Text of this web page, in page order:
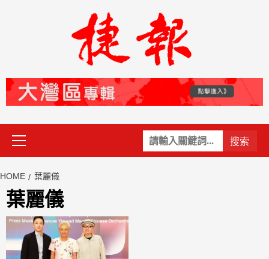
關
鍵
Primary
Menu
HOME 葉麗儀
葉麗儀